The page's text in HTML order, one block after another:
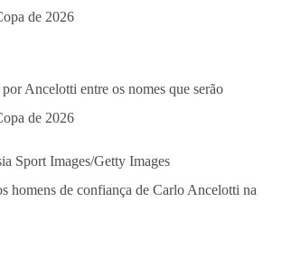
Ancelotti entre os nomes que serão
de 2026
Sport Images/Getty Images